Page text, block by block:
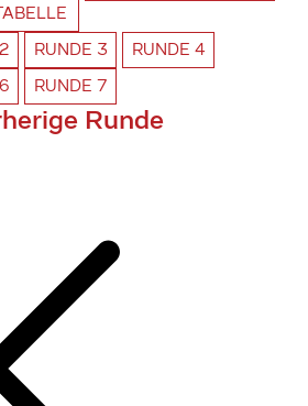
2 RUNDE 3 RUNDE 4
6 RUNDE 7
Runde